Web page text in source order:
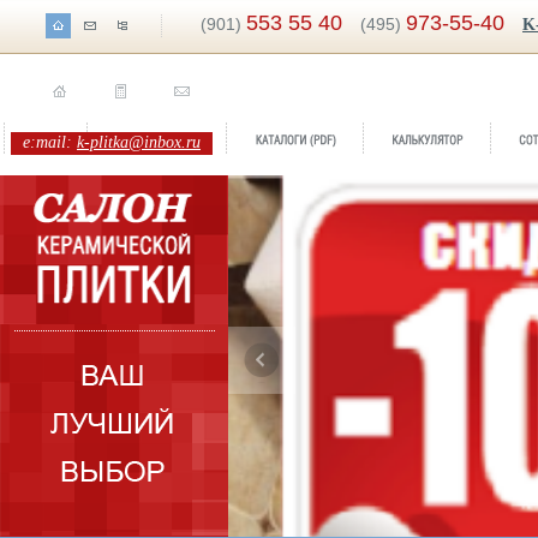
(901) 553 55 40 (495) 973-55-40
e:mail: k-plitka@inbox.ru
Scabos
Бренд:
Коллекция: